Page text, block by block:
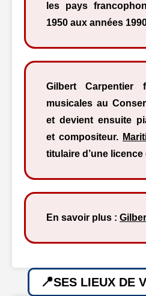
les pays
1950 aux années
Gilbert Carpentier
musicales au
et devient ensuite
et compositeur.
titulaire d’une licence
En savoir plus :
SES LIEUX DE